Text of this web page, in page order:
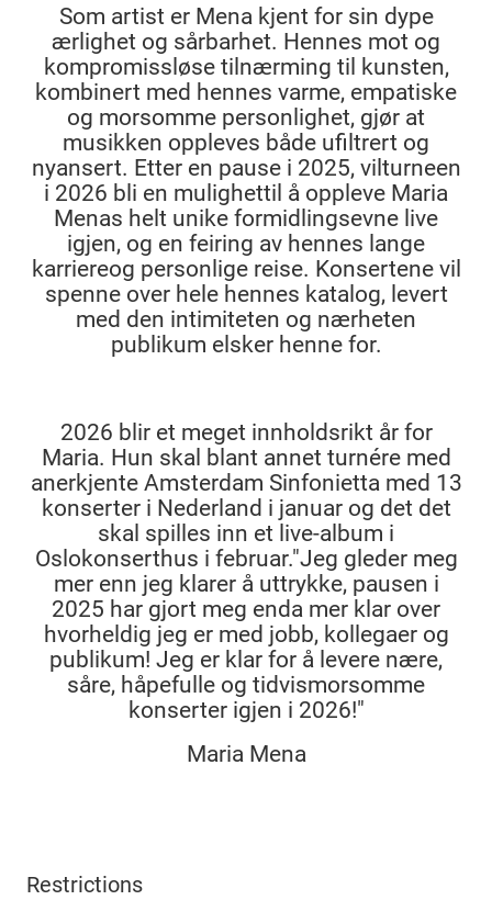
Som artist er Mena kjent for sin dype
ærlighet og sårbarhet. Hennes mot og
kompromissløse tilnærming til kunsten,
kombinert med hennes varme, empatiske
og morsomme personlighet, gjør at
musikken oppleves både ufiltrert og
nyansert. Etter en pause i 2025, vilturneen
i 2026 bli en mulighettil å oppleve Maria
Menas helt unike formidlingsevne live
igjen, og en feiring av hennes lange
karriereog personlige reise. Konsertene vil
spenne over hele hennes katalog, levert
med den intimiteten og nærheten
publikum elsker henne for.
2026 blir et meget innholdsrikt år for
Maria. Hun skal blant annet turnére med
anerkjente Amsterdam Sinfonietta med 13
konserter i Nederland i januar og det det
skal spilles inn et live-album i
Oslokonserthus i februar."Jeg gleder meg
mer enn jeg klarer å uttrykke, pausen i
2025 har gjort meg enda mer klar over
hvorheldig jeg er med jobb, kollegaer og
publikum! Jeg er klar for å levere nære,
såre, håpefulle og tidvismorsomme
konserter igjen i 2026!"
Maria Mena
Restrictions